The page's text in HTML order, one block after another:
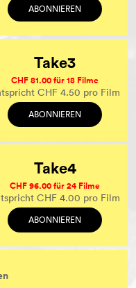
ABONNIEREN
Take3
CHF 81.00 für 18 Filme
CHF 4.50 pro Film
ABONNIEREN
Take4
CHF 96.00 für 24 Filme
CHF 4.00 pro Film
ABONNIEREN